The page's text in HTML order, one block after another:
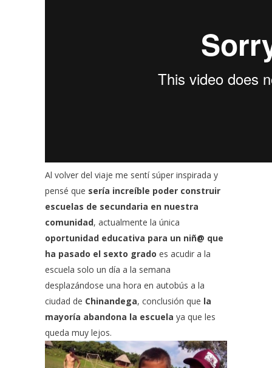
Al volver del viaje me sentí súper inspirada y
pensé que sería increíble poder construir
escuelas de secundaria en nuestra
comunidad, actualmente la única
oportunidad educativa para un niñ@ que
ha pasado el sexto grado es acudir a la
escuela solo un día a la semana
desplazándose una hora en autobús a la
ciudad de Chinandega, conclusión que la
mayoría abandona la escuela ya que les
queda muy lejos.